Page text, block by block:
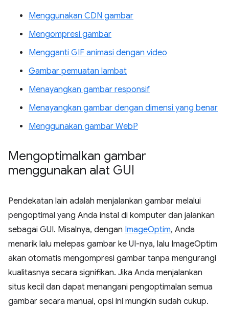
Menggunakan CDN gambar
Mengompresi gambar
Mengganti GIF animasi dengan video
Gambar pemuatan lambat
Menayangkan gambar responsif
Menayangkan gambar dengan dimensi yang benar
Menggunakan gambar WebP
Mengoptimalkan gambar
menggunakan alat GUI
Pendekatan lain adalah menjalankan gambar melalui
pengoptimal yang Anda instal di komputer dan jalankan
sebagai GUI. Misalnya, dengan ImageOptim, Anda
menarik lalu melepas gambar ke UI-nya, lalu ImageOptim
akan otomatis mengompresi gambar tanpa mengurangi
kualitasnya secara signifikan. Jika Anda menjalankan
situs kecil dan dapat menangani pengoptimalan semua
gambar secara manual, opsi ini mungkin sudah cukup.